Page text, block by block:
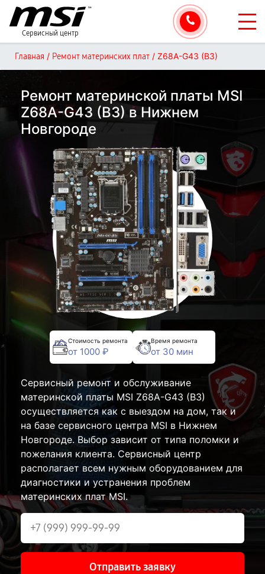
Сервисный центр
Главная / Ремонт материнских плат / Z68A-G43 (B3)
Ремонт материнской платы MSI
Z68A-G43 (B3) в Нижнем
Новгороде
Стоимость ремонта
от 1000 ₽
Время ремонта
от 30 мин
Сервисный ремонт и обслуживание
материнской платы MSI Z68A-G43 (B3)
осуществляется как с выездом на дом, так и
на базе сервисного центра MSI в Нижнем
Новгороде. Выбор зависит от типа поломки и
пожелания клиента. Сервисный центр
располагает всем нужным оборудованием для
диагностики и устранения проблем
материнских плат MSI.
Отправить заявку